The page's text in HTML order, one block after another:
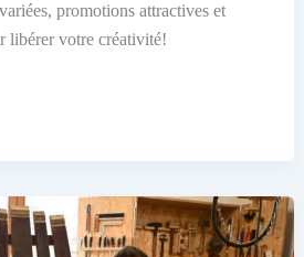
promotions attractives et
libérer votre créativité!